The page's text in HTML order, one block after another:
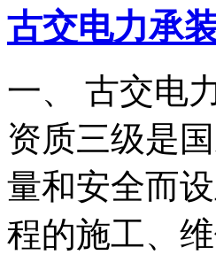
古交电力承
一、 古交电
资质三级是
量和安全而
程的施工、